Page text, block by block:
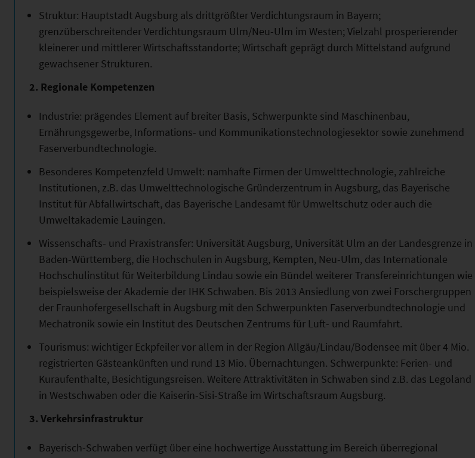
Struktur: Hauptstadt Augsburg als drittgrößter Verdichtungsraum in Bayern;
grenzüberschreitender Verdichtungsraum Ulm/Neu-Ulm im Westen; Vielzahl prosperierender
kleinerer und mittlerer Wirtschaftsstandorte; Wirtschaft geprägt durch Mittelstand aufgrund
gewachsener Strukturen.
2. Regionale Kompetenzen
Industrie: prägendes Element auf breiter Basis, Schwerpunkte sind Maschinenbau,
Ernährungsgewerbe, Informations- und Kommunikationstechnologiesektor sowie zunehmend
Faserverbundtechnologie.
Besonderes Kompetenzfeld Umwelt: namhafte Firmen der Umwelttechnologie, zahlreiche
Institutionen, z.B. das Umwelttechnologische Gründerzentrum in Augsburg, das Bayerische
Institut für Abfallwirtschaft, das Bayerische Landesamt für Umweltschutz oder auch die
Umweltakademie Lauingen.
Wissenschafts- und Praxistransfer: Universität Augsburg, Universität Ulm an der Landesgrenze in
Baden-Württemberg, die Hochschulen in Augsburg, Kempten, Neu-Ulm, das Internationale
Hochschulinstitut für Weiterbildung Lindau sowie ein Bündel weiterer Transfereinrichtungen wie
beispielsweise der Akademie der IHK Schwaben. Bis 2013 Ansiedlung von zwei Forschergruppen
der Fraunhofergesellschaft in Augsburg mit den Schwerpunkten Faserverbundtechnologie und
Mechatronik sowie ein Institut des Deutschen Zentrums für Luft- und Raumfahrt.
Tourismus: wichtiger Eckpfeiler vor allem in der Region Allgäu/Lindau/Bodensee mit über 4 Mio.
registrierten Gästeankünften und rund 13 Mio. Übernachtungen. Schwerpunkte: Ferien- und
Kuraufenthalte, Besichtigungsreisen. Weitere Attraktivitäten in Schwaben sind z.B. das Legoland
in Westschwaben oder die Kaiserin-Sisi-Straße im Wirtschaftsraum Augsburg.
3. Verkehrsinfrastruktur
Bayerisch-Schwaben verfügt über eine hochwertige Ausstattung im Bereich überregional